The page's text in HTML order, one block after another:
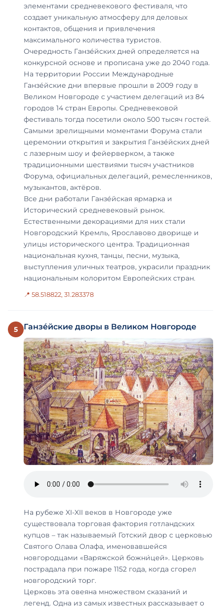
элементами средневекового фестиваля, что
создает уникальную атмосферу для деловых
контактов, общения и привлечения
максимального количества туристов.
Очередность Ганзе́йских дней определяется на
конкурсной основе и прописана уже до 2040 года.
На территории России Международные
Ганзе́йские дни впервые прошли в 2009 году в
Великом Новгороде с участием делегаций из 84
городов 14 стран Европы. Средневековой
фестиваль тогда посетили около 500 тысяч гостей.
Самыми зрелищными моментами Форума стали
церемонии открытия и закрытия Ганзе́йских дней
с лазерным шоу и фейерверком, а также
традиционными шествиями тысяч участников
Форума, официальных делегаций, ремесленников,
музыкантов, актёров.
Все дни работали Ганзе́йская ярмарка и
Исторический средневековый рынок.
Естественными декорациями для них стали
Новгородский Кремль, Ярославово дворище и
улицы исторического центра. Традиционная
национальная кухня, танцы, песни, музыка,
выступления уличных театров, украсили праздник
национальным колоритом Европейских стран.
📍 58.518822, 31.283378
5 Ганзе́йские дворы в Великом Новгороде
На рубеже XI-XII веков в Новгороде уже
существовала торговая фактория готландских
купцов – так называемый Готский двор с церковью
Святого Олава Олафа, именовавшейся
новгородцами «Варяжской божни́цей». Церковь
пострадала при пожаре 1152 года, когда сгорел
новгородский торг.
Церковь эта овеяна множеством сказаний и
легенд. Одна из самых известных рассказывает о